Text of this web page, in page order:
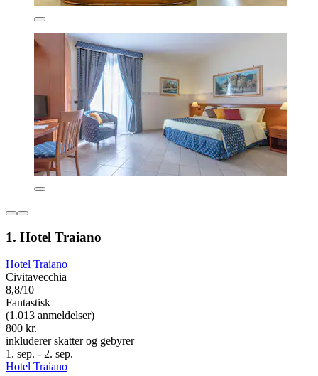
1. Hotel Traiano
Hotel Traiano
Civitavecchia
8,8/10
Fantastisk
(1.013 anmeldelser)
800 kr.
inkluderer skatter og gebyrer
1. sep. - 2. sep.
Hotel Traiano